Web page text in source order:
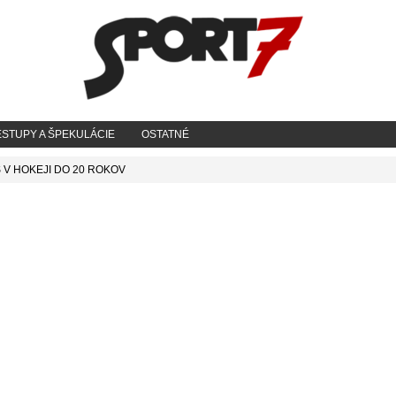
A ŠPEKULÁCIE OSTATNÉ
V HOKEJI DO 20 ROKOV